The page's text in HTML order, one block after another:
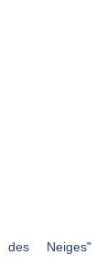
Neiges"